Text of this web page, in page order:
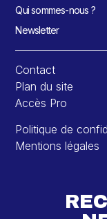
Qui sommes-nous ?
Newsletter
Contact
Plan du site
Accès Pro
Politique de
Mentions légales